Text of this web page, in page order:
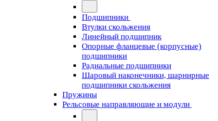
Подшипники
Втулки скольжения
Линейный подшипник
Опорные фланцевые (корпусные)
подшипники
Радиальные подшипники
Шаровый наконечники, шарнирные
подшипники скольжения
Пружины
Рельсовые направляющие и модули